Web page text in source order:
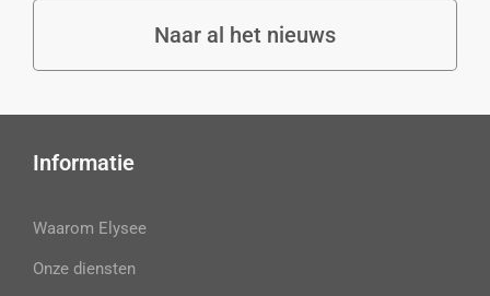
Naar al het nieuws
Informatie
Waarom Elysee
Onze diensten